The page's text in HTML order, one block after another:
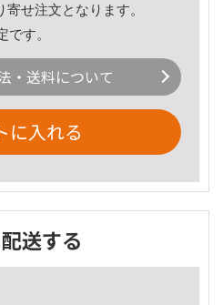
せ注文となります。
です。
・送料について
に入れる
配送する